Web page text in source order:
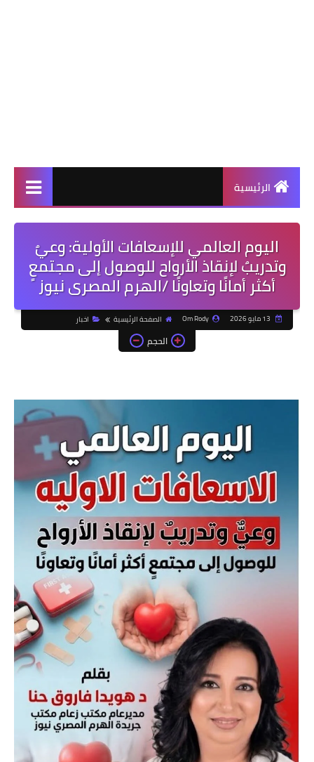
الرئيسية
اليوم العالمي للإسعافات الأولية: وعيٌ
وتدريبٌ لإنقاذ الأرواح للوصول إلى مجتمعٍ
أكثر أمانًا وتعاونًا /الهرم المصرى نيوز
Om Rody الصفحة الرئيسية اخبار
الحجم